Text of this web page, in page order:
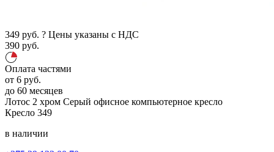
349 руб. ? Цены указаны с НДС
390 руб.
Оплата частями
от 6 руб.
до 60 месяцев
Лотос 2 хром Серый офисное компьютерное кресло
Кресло 349
в наличии